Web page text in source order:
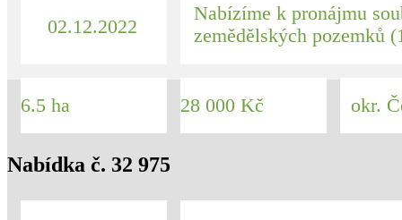
02.12.2022
Nabízíme k pronájmu
zemědělských pozemků
6.5 ha 28 000 Kč okr.
Nabídka č. 32 975